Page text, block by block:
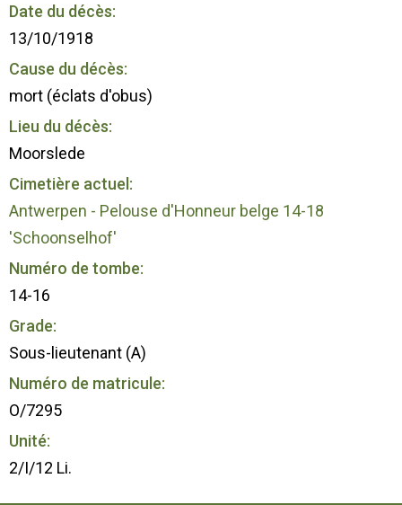
Date du décès:
13/10/1918
Cause du décès:
mort (éclats d'obus)
Lieu du décès:
Moorslede
Cimetière actuel:
Antwerpen - Pelouse d'Honneur belge 14-18
'Schoonselhof'
Numéro de tombe:
14-16
Grade:
Sous-lieutenant (A)
Numéro de matricule:
O/7295
Unité:
2/I/12 Li.